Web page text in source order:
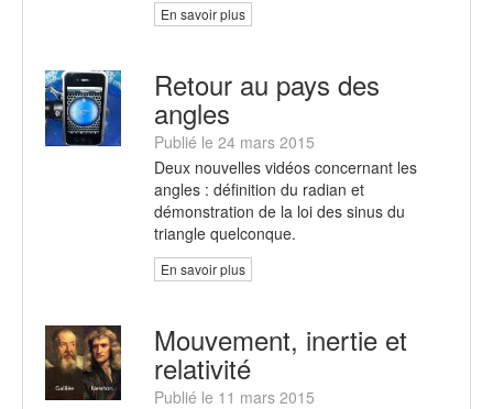
En savoir plus
Retour au pays des
angles
Publié le 24 mars 2015
Deux nouvelles vidéos concernant les
angles : définition du radian et
démonstration de la loi des sinus du
triangle quelconque.
En savoir plus
Mouvement, inertie et
relativité
Publié le 11 mars 2015